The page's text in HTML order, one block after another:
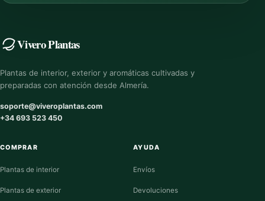
Vivero Plantas
Plantas de interior, exterior y aromáticas cultivadas y
preparadas con atención desde Almería.
soporte@viveroplantas.com
+34 693 523 450
COMPRAR
Plantas de interior
Plantas de exterior
AYUDA
Envíos
Devoluciones